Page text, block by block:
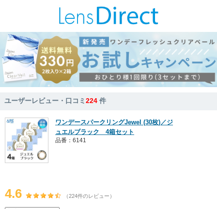
ユーザーレビュー・口コミ224 件
ワンデースパークリングJewel (30枚)／ジ
ュエルブラック 4箱セット
品番：6141
4.6 （224件のレビュー）